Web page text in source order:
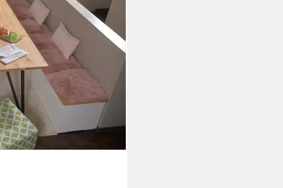
Bequem, vielseitig,